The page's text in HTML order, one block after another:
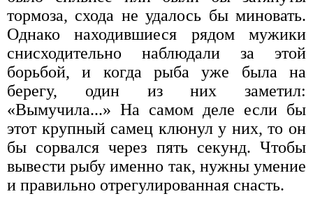
тормоза, схода не удалось бы миновать.
Однако находившиеся рядом мужики
снисходительно наблюдали за этой
борьбой, и когда рыба уже была на
берегу, один из них заметил:
«Вымучила...» На самом деле если бы
этот крупный самец клюнул у них, то он
бы сорвался через пять секунд. Чтобы
вывести рыбу именно так, нужны умение
и правильно отрегулированная снасть.